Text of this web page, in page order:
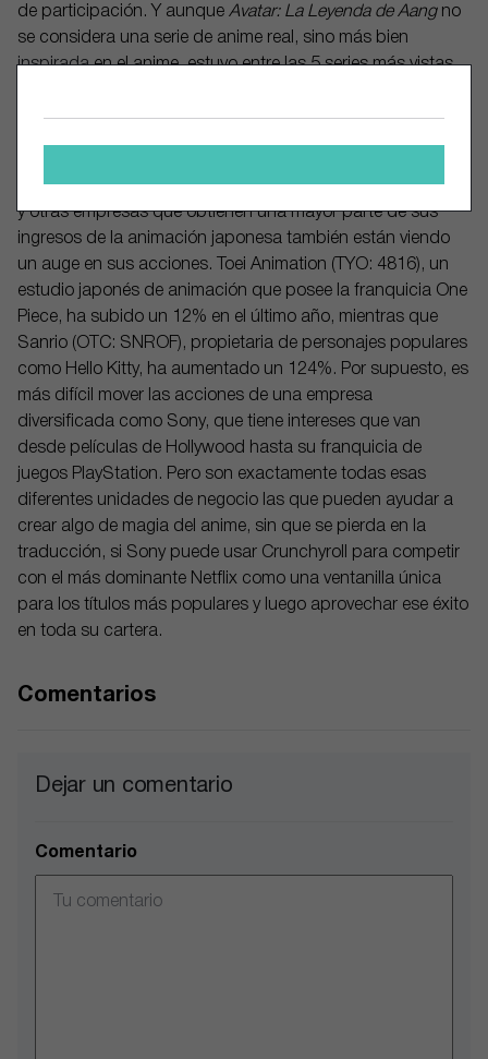
de participación. Y aunque Avatar: La Leyenda de Aangno
se considera una serie de anime real, sino más bien
inspiradaen el anime, estuvo entre las 5 series más vistas
vistas y 515,3 millones de horas vistas.
Las acciones de Sony han subido un 14% en el último año,
y otras empresas que obtienen una mayor parte de sus
ingresos de la animación japonesa también están viendo
un auge en sus acciones. Toei Animation (TYO: 4816), un
estudio japonés de animación que posee la franquicia One
Piece, ha subido un 12% en el último año, mientras que
Sanrio (OTC: SNROF), propietaria de personajes populares
como Hello Kitty, ha aumentado un 124%. Por supuesto, es
más difícil mover las acciones de una empresa
diversificada como Sony, que tiene intereses que van
desde películas de Hollywood hasta su franquicia de
juegos PlayStation. Pero son exactamente todas esas
diferentes unidades de negocio las que pueden ayudar a
crear algo de magia del anime, sin que se pierda en la
traducción, si Sony puede usar Crunchyroll para competir
con el más dominante Netflix como una ventanilla única
para los títulos más populares y luego aprovechar ese éxito
en toda su cartera.
Comentarios
Dejar un comentario
Comentario